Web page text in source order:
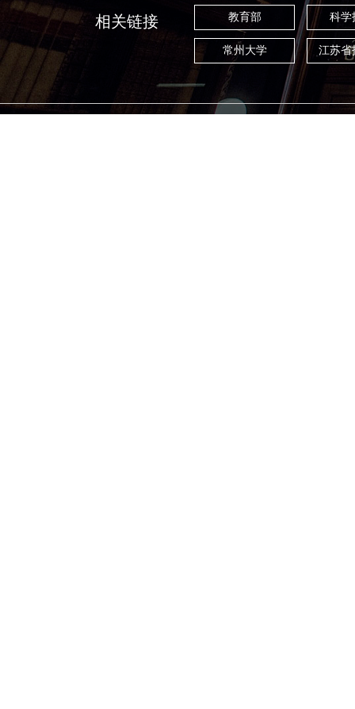
相关链接 教育部 科学
常州大学 江苏省